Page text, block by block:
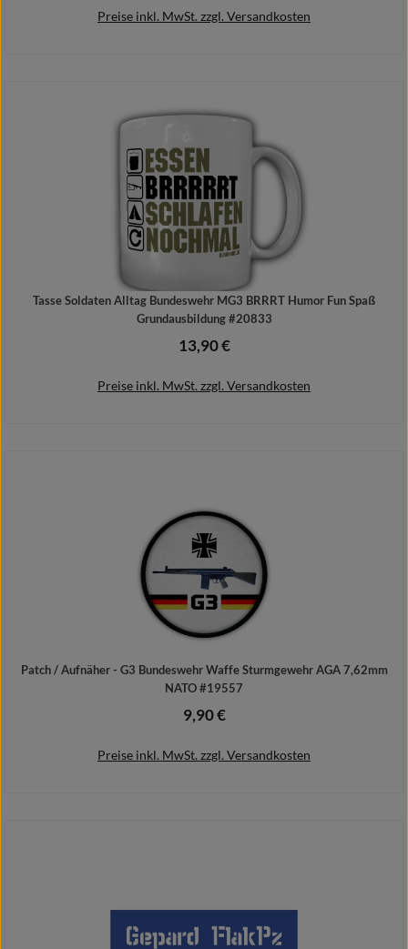
Preise inkl. MwSt. zzgl. Versandkosten
In den Warenkorb
Tasse Soldaten Alltag Bundeswehr MG3 BRRRT Humor Fun Spaß
Grundausbildung #20833
Regulärer Preis:
13,90 €
Preise inkl. MwSt. zzgl. Versandkosten
Patch / Aufnäher - G3 Bundeswehr Waffe Sturmgewehr AGA 7,62mm
NATO #19557
Regulärer Preis:
9,90 €
Preise inkl. MwSt. zzgl. Versandkosten